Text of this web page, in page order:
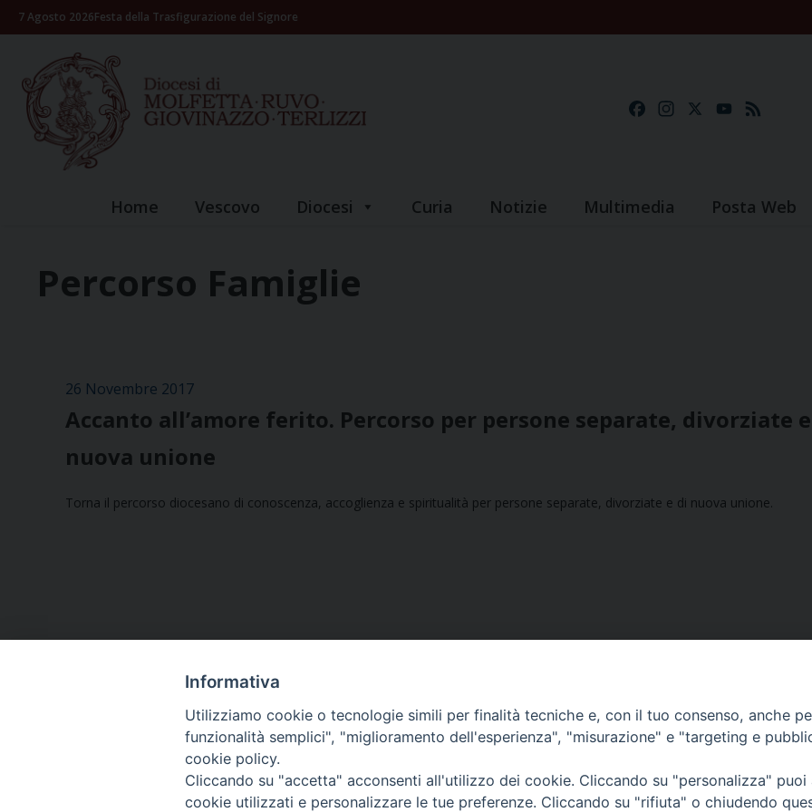
Skip7 Agosto 2026Festa della Trasfigurazione del Signore
FacebookInstagramYouTube
Home Vescovo Diocesi Curia Notizie Multimedia Posta Web
Percorso Famiglie
26 Novembre 2017
Accanto all’amore ferito. Percorso per persone separate, divorziate
nuova unione
Torna il percorso diocesano di conoscenza, accoglienza e spiritualità per persone separate, divorziate e di nuova unione.
Piazza Giovene 4 – 70056 Molfetta (BA)
Ufficio Comunicazioni sociali
Piazza Giovene 4 – 70056 Molfetta (BA)
Informativa
Utilizziamo cookie o tecnologie simili per finalità tecniche e, con il tuo consenso, anche
funzionalità semplici", "miglioramento dell'esperienza", "misurazione" e "targeting e
cookie policy.
Cliccando su "accetta" acconsenti all'utilizzo dei cookie. Cliccando su "personalizza"
cookie utilizzati e personalizzare le tue preferenze. Cliccando su "rifiuta" o chiudendo